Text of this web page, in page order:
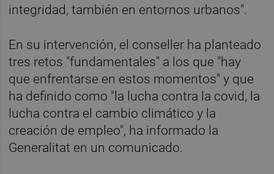
integridad, también en entornos urbanos".
En su intervención, el conseller ha planteado
tres retos "fundamentales" a los que "hay
que enfrentarse en estos momentos" y que
ha definido como "la lucha contra la covid, la
lucha contra el cambio climático y la
creación de empleo", ha informado la
Generalitat en un comunicado.